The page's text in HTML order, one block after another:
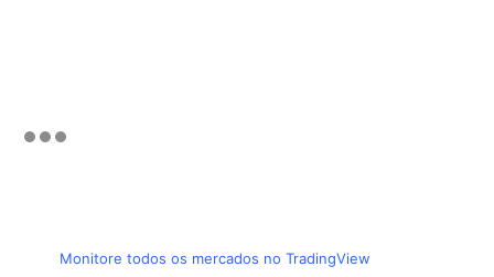
Monitore todos os mercados no TradingView